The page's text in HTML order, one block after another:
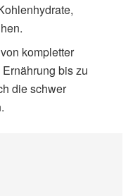
kompletter
bis zu
die schwer